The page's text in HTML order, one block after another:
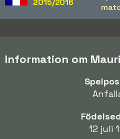
2015/2016
Information om
12 juli